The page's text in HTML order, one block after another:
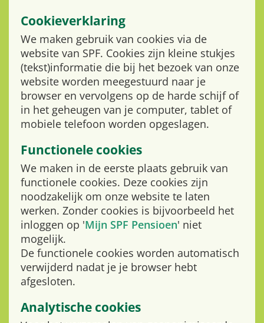
Cookieverklaring
We maken gebruik van cookies via de
website van SPF. Cookies zijn kleine stukjes
(tekst)informatie die bij het bezoek van onze
website worden meegestuurd naar je
browser en vervolgens op de harde schijf of
in het geheugen van je computer, tablet of
mobiele telefoon worden opgeslagen.
Functionele cookies
We maken in de eerste plaats gebruik van
functionele cookies. Deze cookies zijn
noodzakelijk om onze website te laten
werken. Zonder cookies is bijvoorbeeld het
inloggen op 'Mijn SPF Pensioen' niet
mogelijk.
De functionele cookies worden automatisch
verwijderd nadat je je browser hebt
afgesloten.
Analytische cookies